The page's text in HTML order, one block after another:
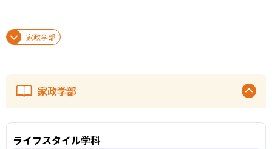
家政学部
家政学部
ライフスタイル学科